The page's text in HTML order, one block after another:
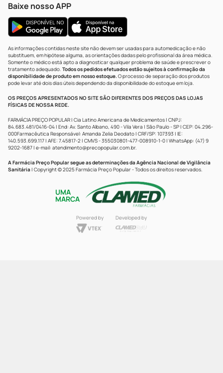
Baixe nosso APP
As informações contidas neste site não devem ser usadas para automedicação e não
substituem, em hipótese alguma, as orientações dadas pelo profissional da área médica.
Somente o médico está apto a diagnosticar qualquer problema de saúde e prescrever o
tratamento adequado. Todos os pedidos efetuados estão sujeitos à confirmação da
disponibilidade de produto em nosso estoque.O processo de separação dos produtos
pode levar até dois dias úteis dependendo da disponibilidade do estoque em loja.
OS PREÇOS APRESENTADOS NO SITE SÃO DIFERENTES DOS PREÇOS DAS LOJAS
FÍSICAS DE NOSSA REDE.
FARMÁCIA PREÇO POPULAR | Cia Latino Americana de Medicamentos | CNPJ:
84.683.481/0416-04 | End: Av. Santo Albano, 490 - Vila Vera | São Paulo - SP | CEP: 04.296-
000Farmacêutica Responsável: Amanda Zelia Deodato | CRF/SP: 107393 | IE:
140.593.699.117 | AFE: 7.45817-2 | CMVS - 355030801-477-008910-1-0 | WhatsApp: (47) 9
9202-1687 | e-mail: atendimento@precopopular.com.br.
A Farmácia Preço Popular segue as determinações da Agência Nacional de Vigilância
Sanitária | Copyright © 2025 Farmácia Preço Popular - Todos os direitos reservados.
UMA
MARCA
Powered by Developed by